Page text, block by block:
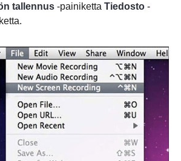
tallennus -painiketta Tiedosto -